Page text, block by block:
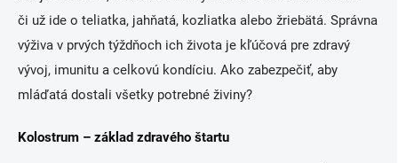
či už ide o teliatka, jahňatá, kozliatka alebo žriebätá. Správna
výživa v prvých týždňoch ich života je kľúčová pre zdravý
vývoj, imunitu a celkovú kondíciu. Ako zabezpečiť, aby
mláďatá dostali všetky potrebné živiny?
Kolostrum – základ zdravého štartu